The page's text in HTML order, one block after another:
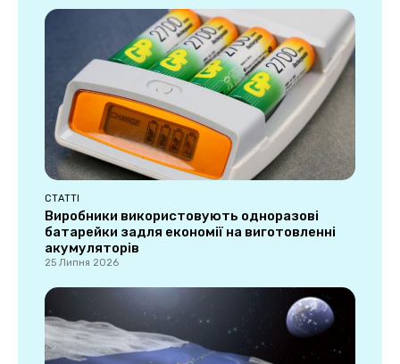
СТАТТІ
Виробники використовують одноразові
батарейки задля економії на виготовленні
акумуляторів
25 Липня 2026